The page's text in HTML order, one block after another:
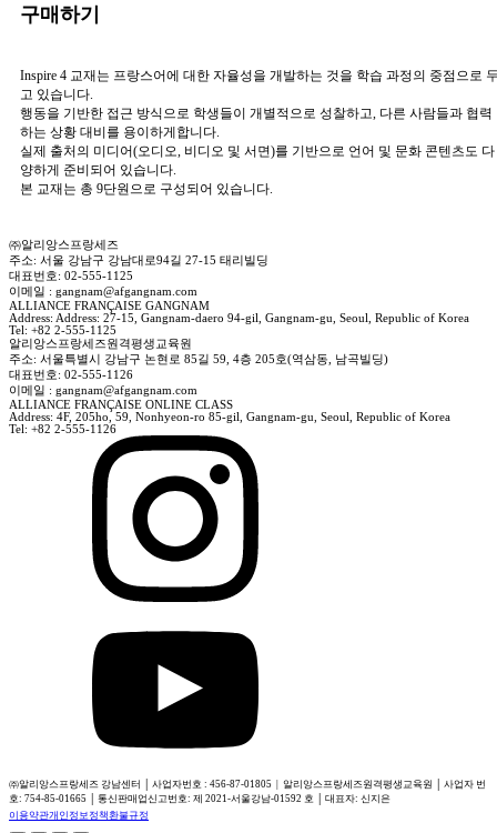
구매하기
Inspire 4 교재는 프랑스어에 대한 자율성을 개발하는 것을 학습 과정의 중점으로
고 있습니다.
행동을 기반한 접근 방식으로 학생들이 개별적으로 성찰하고, 다른 사람들과 협력
하는 상황 대비를 용이하게합니다.
실제 출처의 미디어(오디오, 비디오 및 서면)를 기반으로 언어 및 문화 콘텐츠도 다
양하게 준비되어 있습니다.
본 교재는 총 9단원으로 구성되어 있습니다.
㈜알리앙스프랑세즈
주소: 서울 강남구 강남대로94길 27-15 태리빌딩
대표번호: 02-555-1125
이메일 : gangnam@afgangnam.com
ALLIANCE FRANÇAISE GANGNAM
Address: Address: 27-15, Gangnam-daero 94-gil, Gangnam-gu, Seoul, Republic of Korea
Tel: +82 2-555-1125
알리앙스프랑세즈원격평생교육원
주소: 서울특별시 강남구 논현로 85길 59, 4층 205호(역삼동, 남곡빌딩)
대표번호: 02-555-1126
이메일 : gangnam@afgangnam.com
ALLIANCE FRANÇAISE ONLINE CLASS
Address: 4F, 205ho, 59, Nonhyeon-ro 85-gil, Gangnam-gu, Seoul, Republic of Korea
Tel: +82 2-555-1126
㈜알리앙스프랑세즈 강남센터 │ 사업자번호 : 456-87-01805 | 알리앙스프랑세즈원격평생교육원 │ 사업자 번
호: 754-85-01665 │ 통신판매업신고번호: 제 2021-서울강남-01592 호 │ 대표자: 신지은
이용약관개인정보정책환불규정